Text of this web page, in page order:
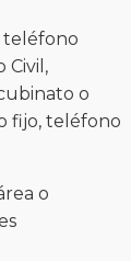
teléfono
Civil,
o
fijo, teléfono
o